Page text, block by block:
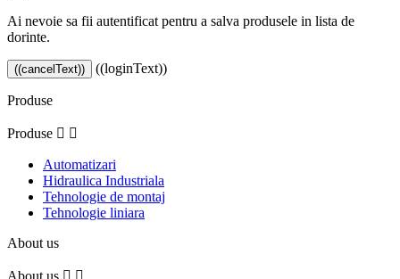
Ai nevoie sa fii autentificat pentru a salva produsele in lista de
dorinte.
((cancelText)) ((loginText))
Produse
Produse  
Automatizari
Hidraulica Industriala
Tehnologie de montaj
Tehnologie liniara
About us